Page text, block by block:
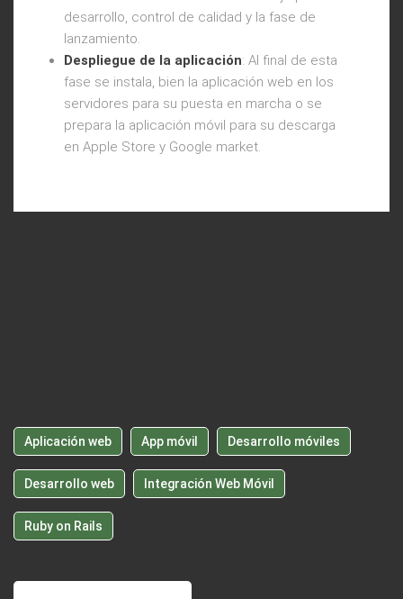
desarrollo, control de calidad y la fase de
lanzamiento.
Despliegue de la aplicación: Al final de esta
fase se instala, bien la aplicación web en los
servidores para su puesta en marcha o se
prepara la aplicación móvil para su descarga
en Apple Store y Google market.
Aplicación web App móvil Desarrollo móviles
Desarrollo web Integración Web Móvil
Ruby on Rails